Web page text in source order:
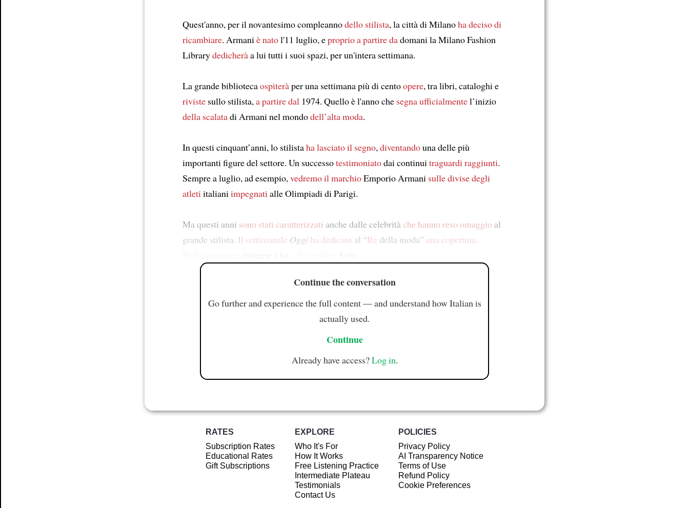
Quest'anno, per il novantesimo compleannodello stilista, la città di Milanoha deciso di
ricambiare. Armani è natol'11 luglio, eproprio a partire dadomani la Milano Fashion
Librarydedicheràa lui tutti i suoi spazi, per un'intera settimana.
La grande bibliotecaospiteràper una settimana più di centoopere, tra libri, cataloghi e
riviste sullo stilista, a partire dal 1974. Quello è l'anno che segna ufficialmentel’inizio
della scalatadi Armani nel mondodell’alta moda.
In questi cinquant’anni, lo stilistaha lasciato il segno, diventandouna delle più
importanti figure del settore. Un successotestimoniatodai continui traguardi raggiunti.
Sempre a luglio, ad esempio, vedremo il marchioEmporio Armani sulle divise degli
atleti italiani impegnati alle Olimpiadi di Parigi.
Ma questi anni sono stati caratterizzati anche dalle celebrità che hanno reso omaggio al
grande stilista. Il settimanale Oggi ha dedicato al “Re della moda” una copertina.
Continue the conversation
Go further and experience the full content — and understand how Italian is
actually used.
Continue
Already have access?Log in.
RATES
Subscription Rates
Educational Rates
Gift Subscriptions
EXPLORE
Who It's For
How It Works
Free Listening Practice
Intermediate Plateau
Testimonials
Contact Us
POLICIES
Privacy Policy
AI Transparency Notice
Terms of Use
Refund Policy
Cookie Preferences